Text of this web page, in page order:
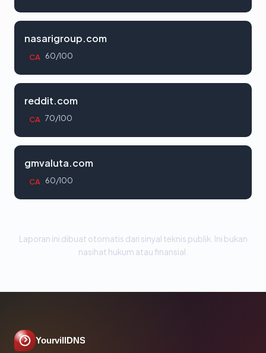
nasarigroup.com
CA 60/100
reddit.com
CA 70/100
gmvaluta.com
CA 60/100
Laporan ini dibuat otomatis dari sinyal teknis publik. Ini bukan
nasihat hukum atau finansial.
YourvillDNS